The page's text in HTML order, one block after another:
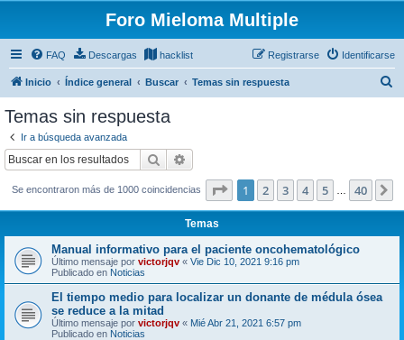
Foro Mieloma Multiple
FAQ Descargas hacklist Identificarse
Registrarse
Inicio Índice general Buscar Temas sin respuesta
Temas sin respuesta
Ir a búsqueda avanzada
Buscar
Se encontraron más de 1000 coincidencias Página de 40
1 2 3 4 5 40
Temas
Manual informativo para el paciente oncohematológico
Último mensaje por victorjqv « Vie Dic 10, 2021 9:16 pm
Publicado en Noticias
El tiempo medio para localizar un donante de médula ósea
se reduce a la mitad
Último mensaje por victorjqv « Mié Abr 21, 2021 6:57 pm
Publicado en Noticias